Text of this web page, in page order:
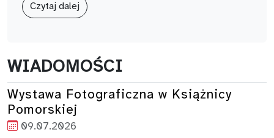
Czytaj dalej
WIADOMOŚCI
Wystawa Fotograficzna w Książnicy
Pomorskiej
09.07.2026